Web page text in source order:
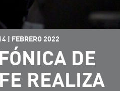
| FEBRERO 2022
DE
REALIZA